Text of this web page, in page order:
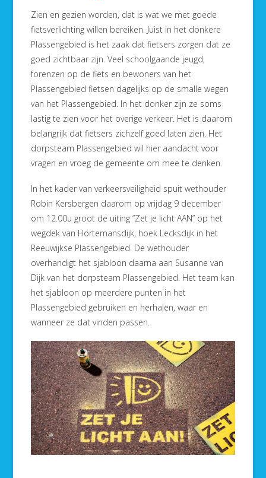
Zien en gezien worden, dat is wat we met goede
fietsverlichting willen bereiken. Juist in het donkere
Plassengebied is het zaak dat fietsers zorgen dat ze
goed zichtbaar zijn. Veel schoolgaande jeugd,
forenzen op de fiets en bewoners van het
Plassengebied fietsen dagelijks op de smalle wegen
van het Plassengebied. In het donker zijn ze soms
lastig te zien voor het overige verkeer. Het is daarom
belangrijk dat fietsers zichzelf goed laten zien. Het
dorpsteam Plassengebied wil hier aandacht voor
vragen en vroeg de gemeente om mee te denken.
In het kader van verkeersveiligheid spuit wethouder
Robin Kersbergen daarom op vrijdag 9 december
om 12.00u groot de uiting “Zet je licht AAN” op het
wegdek van Hortemansdijk, hoek Lecksdijk in het
Reeuwijkse Plassengebied. De wethouder
overhandigt het sjabloon daarna aan Susanne van
Dijk van het dorpsteam Plassengebied. Het team kan
het sjabloon op meerdere punten in het
Plassengebied gebruiken en herhalen, waar en
wanneer ze dat vinden passen.